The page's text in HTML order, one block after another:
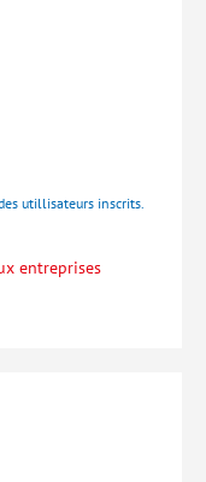
utillisateurs inscrits.
entreprises